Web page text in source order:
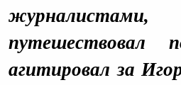
агитировал за